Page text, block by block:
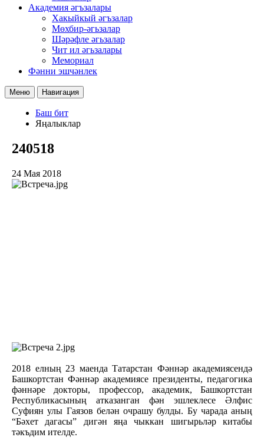
Академия әгъзалары
Хакыйкый әгъзалар
Мөхбир-әгьзалар
Шәрәфле әгьзалар
Чит ил әгьзалары
Мемориал
Фәнни эшчәнлек
Меню Навигация
Баш бит
Яңалыклар
240518
24 Мая 2018
2018 елның 23 маенда Татарстан Фәннәр академиясендә
Башкортстан Фәннәр академиясе президенты, педагогика
фәннәре докторы, профессор, академик, Башкортстан
Республикасының атказанган фән эшлеклесе Әлфис
Суфиян улы Гаязов белән очрашу булды. Бу чарада аның
“Бәхет дагасы” дигән яңа чыккан шигырьләр китабы
тәкъдим ителде.